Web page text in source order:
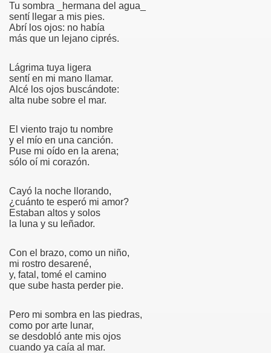
Tu sombra _
hermana del agua_
sentí llegar a mis pies.
Abrí los ojos: no había
más que un lejano ciprés.
Lágrima tuya ligera
sentí en mi mano llamar.
Alcé los ojos buscándote:
alta nube sobre el mar.
El viento trajo tu nombre
y el mío en una canción.
Puse mi oído en la arena;
sólo oí mi corazón.
Cayó la noche llorando,
¿cuánto te esperó mi amor?
Estaban altos y solos
la luna y su leñador.
Con el brazo, como un niño,
mi rostro desarené,
y, fatal, tomé el camino
que sube hasta perder pie.
Pero mi sombra en las piedras,
como por arte lunar,
se desdobló ante mis ojos
cuando ya caía al mar.